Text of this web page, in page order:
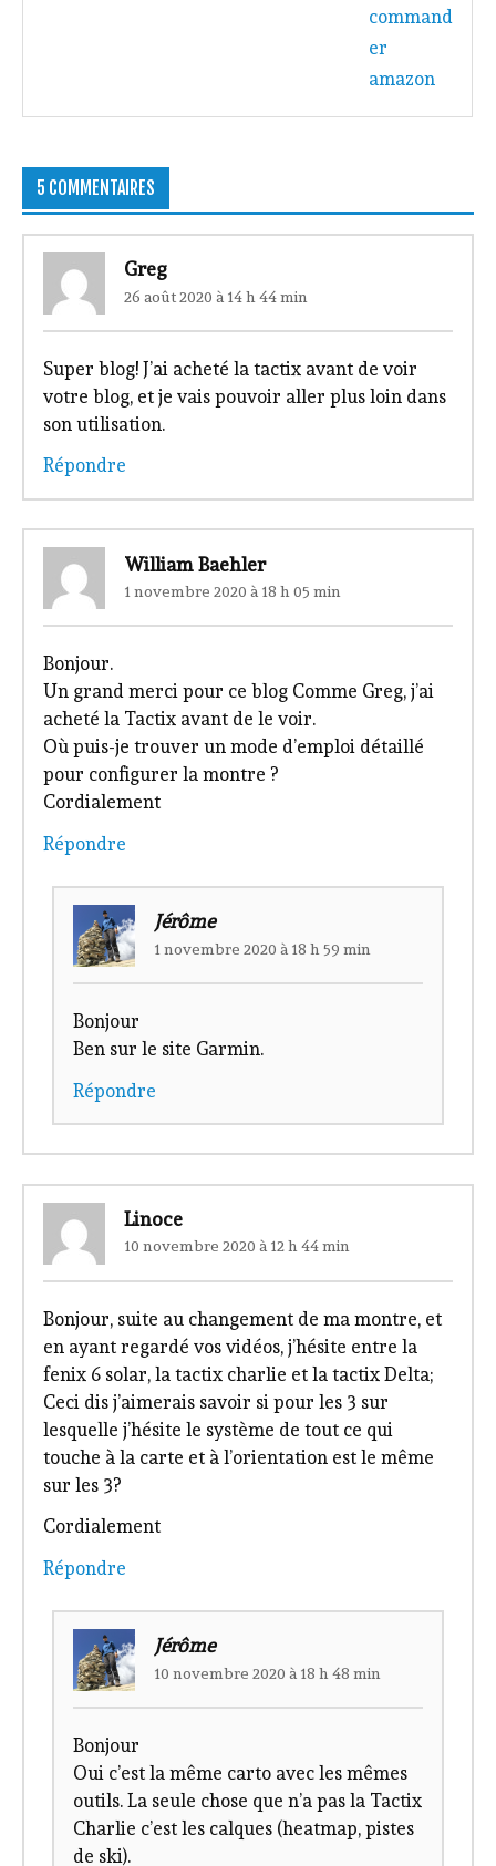
5 COMMENTAIRES
Greg
26 août 2020 à 14 h 44 min
Super blog! J’ai acheté la tactix avant de voir
votre blog, et je vais pouvoir aller plus loin dans
son utilisation.
Répondre
William Baehler
1 novembre 2020 à 18 h 05 min
Bonjour.
Un grand merci pour ce blog Comme Greg, j’ai
acheté la Tactix avant de le voir.
Où puis-je trouver un mode d’emploi détaillé
pour configurer la montre ?
Cordialement
Répondre
Jérôme
1 novembre 2020 à 18 h 59 min
Bonjour
Ben sur le site Garmin.
Répondre
Linoce
10 novembre 2020 à 12 h 44 min
Bonjour, suite au changement de ma montre, et
en ayant regardé vos vidéos, j’hésite entre la
fenix 6 solar, la tactix charlie et la tactix Delta;
Ceci dis j’aimerais savoir si pour les 3 sur
lesquelle j’hésite le système de tout ce qui
touche à la carte et à l’orientation est le même
sur les 3?
Cordialement
Répondre
Jérôme
10 novembre 2020 à 18 h 48 min
Bonjour
Oui c’est la même carto avec les mêmes
outils. La seule chose que n’a pas la Tactix
Charlie c’est les calques (heatmap, pistes
de ski).